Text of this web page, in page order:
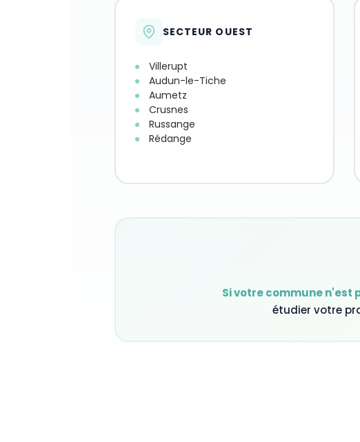
SECTEUR OUEST
Villerupt
Audun-le-Tiche
Aumetz
Crusnes
Russange
Rédange
Si votre commune n'est
étudier votre